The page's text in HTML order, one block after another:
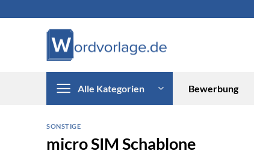
Alle Kategorien Bewerbung
SONSTIGE
micro SIM Schablone